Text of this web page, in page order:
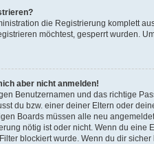
die Registrierung komplett
möchtest, gesperrt wurden.
aber nicht anmelden!
Benutzernamen und das richtige
du bzw. einer deiner Eltern oder
Boards müssen alle neu
nötig ist oder nicht. Wenn du
blockiert wurde. Wenn du dir